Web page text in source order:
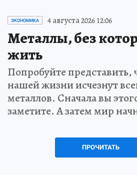
ЭКОНОМИКА 4 августа 2026 12:06
Металлы, без
жить
Попробуйте представить,
нашей жизни исчезнут
металлов. Сначала вы
заметите. А затем мир
ПРОЧИТАТЬ